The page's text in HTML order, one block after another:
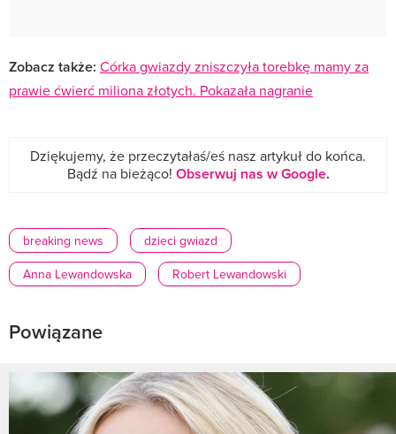
Zobacz także: Córka gwiazdy zniszczyła torebkę mamy za
prawie ćwierć miliona złotych. Pokazała nagranie
Dziękujemy, że przeczytałaś/eś nasz artykuł do końca.
Bądź na bieżąco! Obserwuj nas w Google.
breaking news
dzieci gwiazd
Anna Lewandowska
Robert Lewandowski
Powiązane